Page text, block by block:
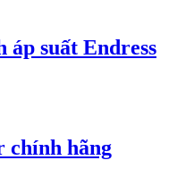
áp suất Endress
chính hãng